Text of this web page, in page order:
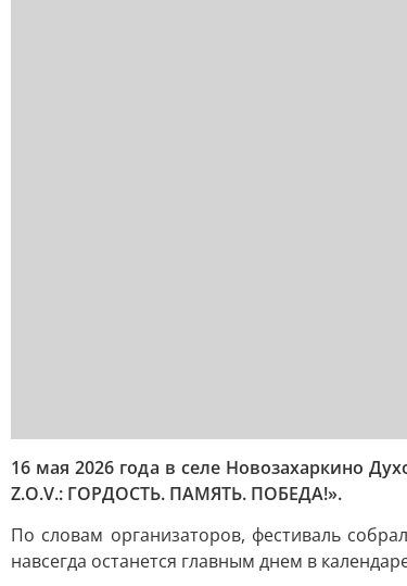
16 мая 2026 года в селе Новозахаркино
Z.O.V.: ГОРДОСТЬ. ПАМЯТЬ. ПОБЕДА!».
По словам организаторов, фестиваль
навсегда останется главным днем в